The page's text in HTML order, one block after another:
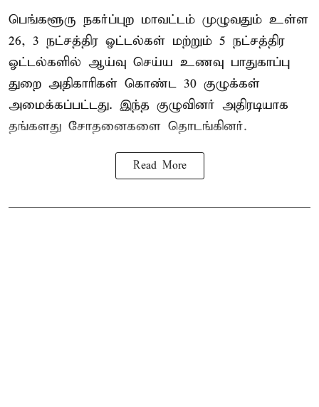
பெங்களூரு நகர்ப்புற மாவட்டம் முழுவதும் உள்ள
26, 3 நட்சத்திர ஓட்டல்கள் மற்றும் 5 நட்சத்திர
ஓட்டல்களில் ஆய்வு செய்ய உணவு பாதுகாப்பு
துறை அதிகாரிகள் கொண்ட 30 குழுக்கள்
அமைக்கப்பட்டது. இந்த குழுவினர் அதிரடியாக
தங்களது சோதனைகளை தொடங்கினர்.
Read More